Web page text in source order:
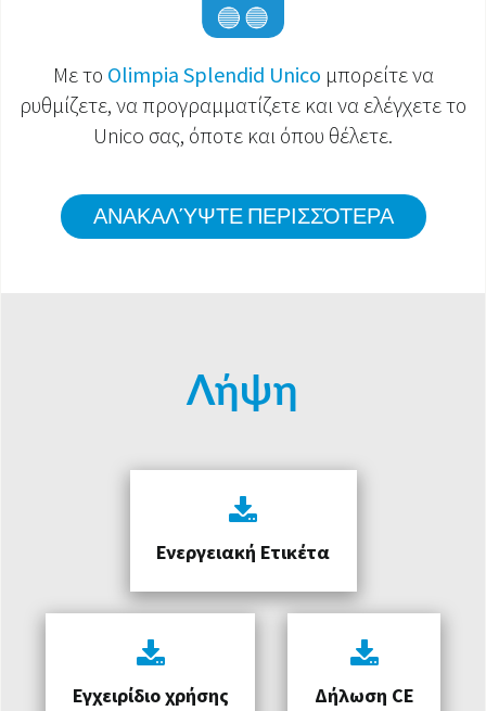
Με το Olimpia Splendid Unico μπορείτε να
ρυθμίζετε, να προγραμματίζετε και να ελέγχετε το
Unico σας, όποτε και όπου θέλετε.
ΑΝΑΚΑΛΎΨΤΕ ΠΕΡΙΣΣΌΤΕΡΑ
Λήψη
Ενεργειακή Ετικέτα
Εγχειρίδιο χρήσης Δήλωση CE